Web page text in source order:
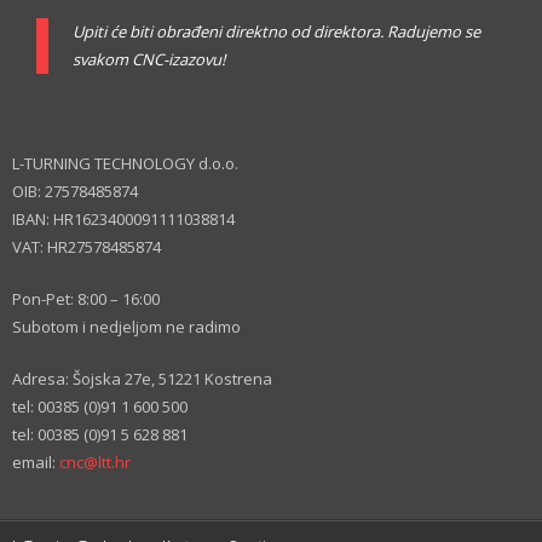
Upiti će biti obrađeni direktno od direktora. Radujemo se
svakom CNC-izazovu!
L-TURNING TECHNOLOGY d.o.o.
OIB: 27578485874
IBAN: HR1623400091111038814
VAT: HR27578485874
Pon-Pet: 8:00 – 16:00
Subotom i nedjeljom ne radimo
Adresa: Šojska 27e, 51221 Kostrena
tel: 00385 (0)91 1 600 500
tel: 00385 (0)91 5 628 881
email: cnc@ltt.hr